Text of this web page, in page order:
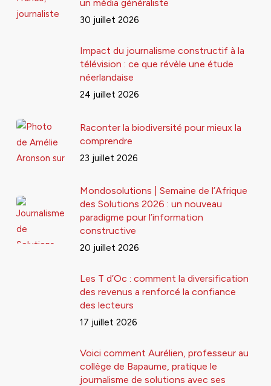
un média généraliste
30 juillet 2026
Impact du journalisme constructif à la
télévision : ce que révèle une étude
néerlandaise
24 juillet 2026
Raconter la biodiversité pour mieux la
comprendre
23 juillet 2026
Mondosolutions | Semaine de l’Afrique
des Solutions 2026 : un nouveau
paradigme pour l’information
constructive
20 juillet 2026
Les T d’Oc : comment la diversification
des revenus a renforcé la confiance
des lecteurs
17 juillet 2026
Voici comment Aurélien, professeur au
collège de Bapaume, pratique le
journalisme de solutions avec ses